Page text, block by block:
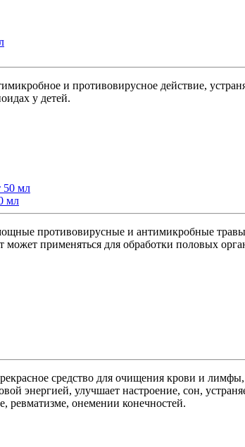
и противовирусное действие,
у детей.
мл
противовирусные и антимикробные
может применяться для обработки половых
средство для очищения крови и
энергией, улучшает настроение, сон,
ревматизме, онемении конечностей.